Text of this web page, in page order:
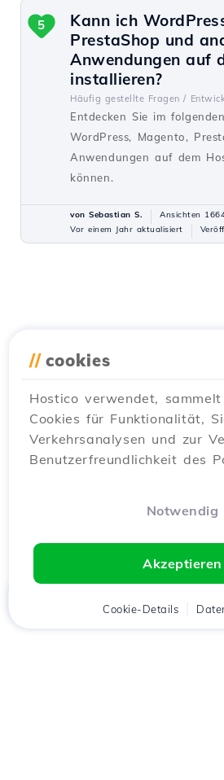
Kann ich
PrestaShop und
Anwendungen auf
installieren?
Häufig gestellte Fragen /
Entdecken Sie im
WordPress, Magento,
Anwendungen auf dem
können.
5
von Sebastian S.
Ansichten
Vor einem Jahr aktualisiert
// cookies
Hostico verwendet,
Cookies für Funktionalität,
Verkehrsanalysen und zur
Benutzerfreundlichkeit des
Notwendig
Akzeptieren
Cookie-Details
Kunde Warenkorb